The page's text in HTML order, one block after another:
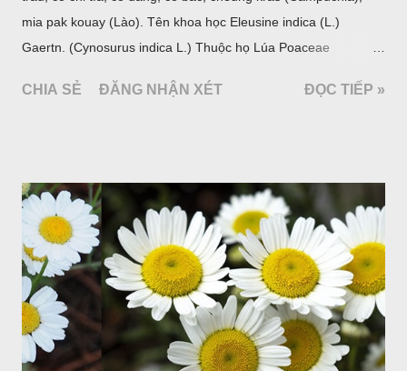
mia pak kouay (Lào). Tên khoa học Eleusine indica (L.)
Gaertn. (Cynosurus indica L.) Thuộc họ Lúa Poaceae
CHIA SẺ ĐĂNG NHẬN XÉT ĐỌC TIẾP »